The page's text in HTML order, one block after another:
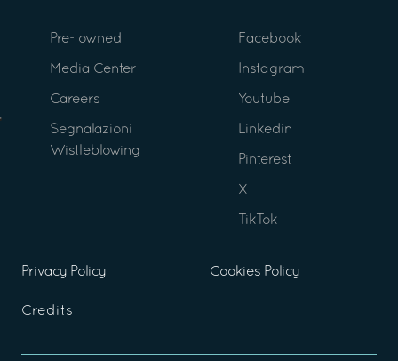
Pre- owned
Media Center
Careers
Segnalazioni
Wistleblowing
Facebook
Instagram
Youtube
Linkedin
Pinterest
X
TikTok
Privacy Policy Cookies Policy
Credits